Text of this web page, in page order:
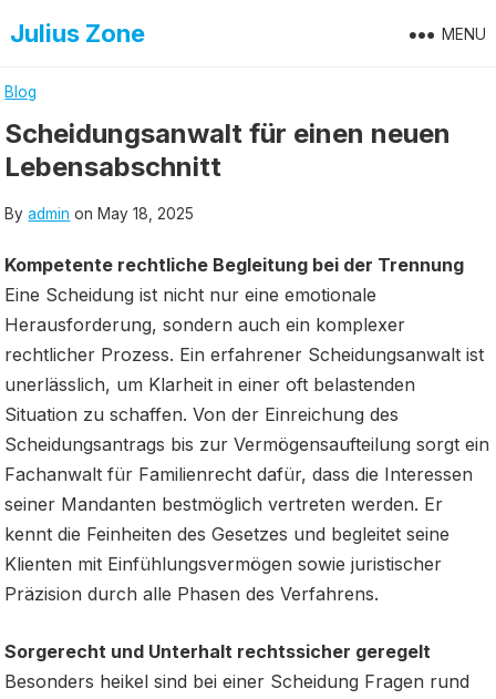
toJulius Zone MENU
Blog
Scheidungsanwalt für einen neuen
Lebensabschnitt
Byadmin on May 18, 2025
Kompetente rechtliche Begleitung bei der Trennung
Eine Scheidung ist nicht nur eine emotionale
Herausforderung, sondern auch ein komplexer
rechtlicher Prozess. Ein erfahrener Scheidungsanwalt ist
unerlässlich, um Klarheit in einer oft belastenden
Situation zu schaffen. Von der Einreichung des
Scheidungsantrags bis zur Vermögensaufteilung sorgt ein
Fachanwalt für Familienrecht dafür, dass die Interessen
seiner Mandanten bestmöglich vertreten werden. Er
kennt die Feinheiten des Gesetzes und begleitet seine
Klienten mit Einfühlungsvermögen sowie juristischer
Präzision durch alle Phasen des Verfahrens.
Sorgerecht und Unterhalt rechtssicher geregelt
Besonders heikel sind bei einer Scheidung Fragen rund